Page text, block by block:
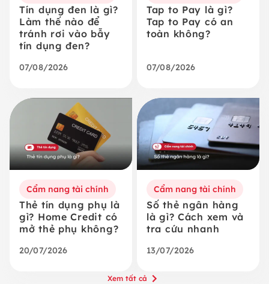
Tín dụng đen là gì?
Làm thế nào để
tránh rơi vào bẫy
tín dụng đen?
07/08/2026
Tap to Pay là gì?
Tap to Pay có an
toàn không?
07/08/2026
Cẩm nang tài chính
Thẻ tín dụng phụ là
gì? Home Credit có
mở thẻ phụ không?
20/07/2026
Cẩm nang tài chính
Số thẻ ngân hàng
là gì? Cách xem và
tra cứu nhanh
13/07/2026
Xem tất cả